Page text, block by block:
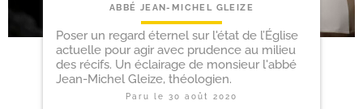
ABBÉ JEAN-MICHEL GLEIZE
Poser un regard éternel sur l'état de l’Église
actuelle pour agir avec prudence au milieu
des récifs. Un éclairage de monsieur l'abbé
Jean-Michel Gleize, théologien.
Paru le 30 août 2020